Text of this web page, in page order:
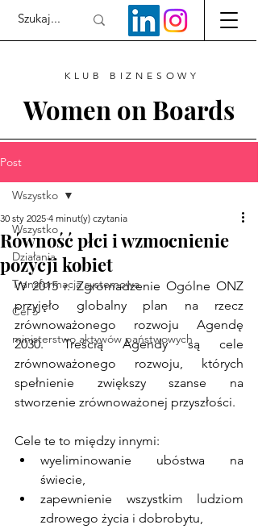
KLUB BIZNESOWY
Women on Boards
Post
Wszystko
Działania
Transformacja systemowa
Cel 5
ministerstwo aktywów państwowych
Wszystko
Równość płci i wzmocnienie
pozycji kobiet
30 sty 2025 4 minut(y) czytania
W 2015 r. Zgromadzenie Ogólne ONZ
przyjęło globalny plan na rzecz
zrównoważonego rozwoju Agendę
2030. Treścią Agendy są cele
zrównoważonego rozwoju, których
spełnienie zwiększy szanse na
stworzenie zrównoważonej przyszłości.
Cele te to między innymi:
wyeliminowanie ubóstwa na
świecie,
zapewnienie wszystkim ludziom
zdrowego życia i dobrobytu,